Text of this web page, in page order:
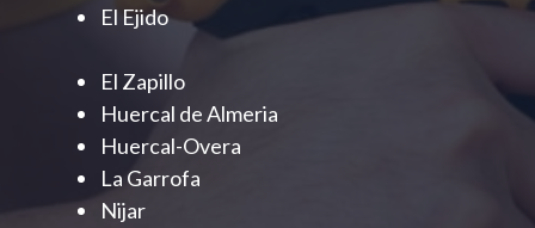
El Ejido
El Zapillo
Huercal de Almeria
Huercal-Overa
La Garrofa
Nijar